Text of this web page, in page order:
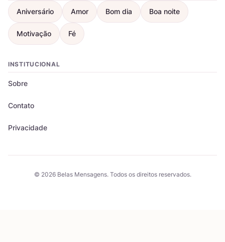
Aniversário Amor Bom dia Boa noite
Motivação Fé
INSTITUCIONAL
Sobre
Contato
Privacidade
© 2026 Belas Mensagens. Todos os direitos reservados.